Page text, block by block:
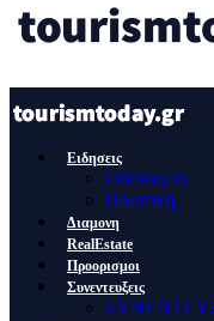
Ειδησεις
Οικονομια
Πολιτικη
Διαμονη
RealEstate
Προορισμοι
Συνεντευξεις